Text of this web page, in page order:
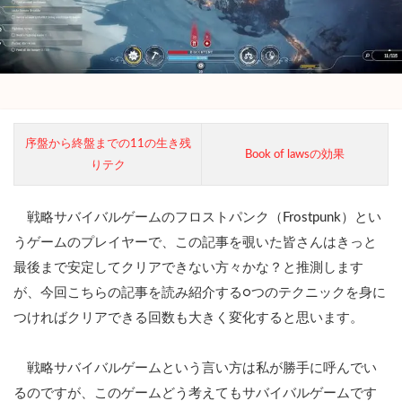
序盤から終盤までの11の生き残
りテク
Book of lawsの効果
戦略サバイバルゲームのフロストパンク（Frostpunk）とい
うゲームのプレイヤーで、この記事を覗いた皆さんはきっと
最後まで安定してクリアできない方々かな？と推測します
が、今回こちらの記事を読み紹介する○つのテクニックを身に
つければクリアできる回数も大きく変化すると思います。
戦略サバイバルゲームという言い方は私が勝手に呼んでい
るのですが、このゲームどう考えてもサバイバルゲームです